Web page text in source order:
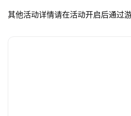
其他活动详情请在活动开启后通过